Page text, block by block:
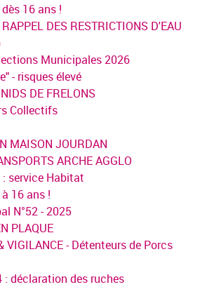
16 ans !
DES RESTRICTIONS D'EAU
Municipales 2026
- risques élevé
DE FRELONS
Collectifs
MAISON JOURDAN
ARCHE AGGLO
: service Habitat
16 ans !
N°52 - 2025
PLAQUE
VIGILANCE - Détenteurs de Porcs
: déclaration des ruches